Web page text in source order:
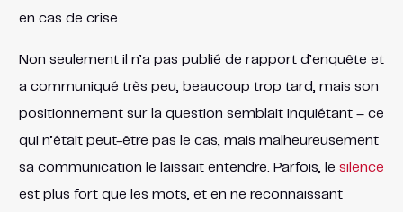
en cas de crise.
Non seulement il n’a pas publié de rapport d’enquête et
a communiqué très peu, beaucoup trop tard, mais son
positionnement sur la question semblait inquiétant – ce
qui n’était peut-être pas le cas, mais malheureusement
sa communication le laissait entendre. Parfois, le silence
est plus fort que les mots, et en ne reconnaissant